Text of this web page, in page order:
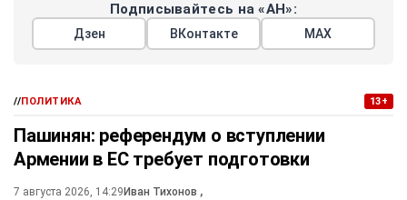
Подписывайтесь на «АН»:
Дзен ВКонтакте МАХ
//ПОЛИТИКА 13+
Пашинян: референдум о вступлении
Армении в ЕС требует подготовки
7 августа 2026, 14:29 Иван Тихонов ,